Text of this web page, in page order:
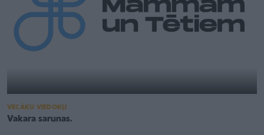
VECĀKU VIEDOKĻI
Vakara sarunas.